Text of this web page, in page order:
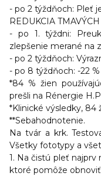
- po 2 týždňoch: Pleť
REDUKCIA TMAVÝCH
- po 1. týždni:
zlepšenie merané na
- po 2 týždňoch:
- po 8 týždňoch: -22
*84 % žien
prešli na Rénergie
*Klinické výsledky, 84
**Sebahodnotenie.
Na tvár a krk.
Všetky fototypy a
1. Na čistú pleť najprv
ktoré pomôže